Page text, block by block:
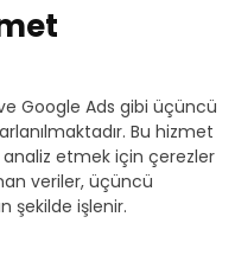
Google Ads gibi üçüncü
Bu hizmet
analiz etmek için çerezler
veriler, üçüncü
şekilde işlenir.